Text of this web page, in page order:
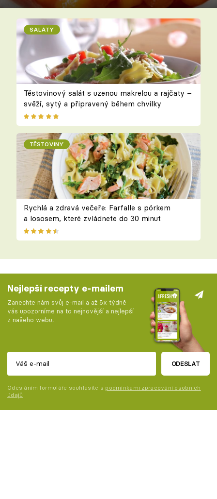
SALÁTY
Těstovinový salát s uzenou makrelou a rajčaty –
svěží, sytý a připravený během chvilky
TĚSTOVINY
Rychlá a zdravá večeře: Farfalle s pórkem
a lososem, které zvládnete do 30 minut
Nejlepší recepty e-mailem
Zanechte nám svůj e-mail a až 5x týdně
vás upozorníme na to nejnovější a nejlepší
z našeho webu.
ODESLAT
Odesláním formuláře souhlasíte s podmínkami zpracování osobních
údajů